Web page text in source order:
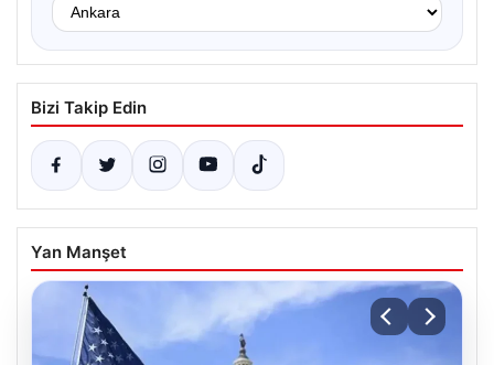
Bizi Takip Edin
Yan Manşet